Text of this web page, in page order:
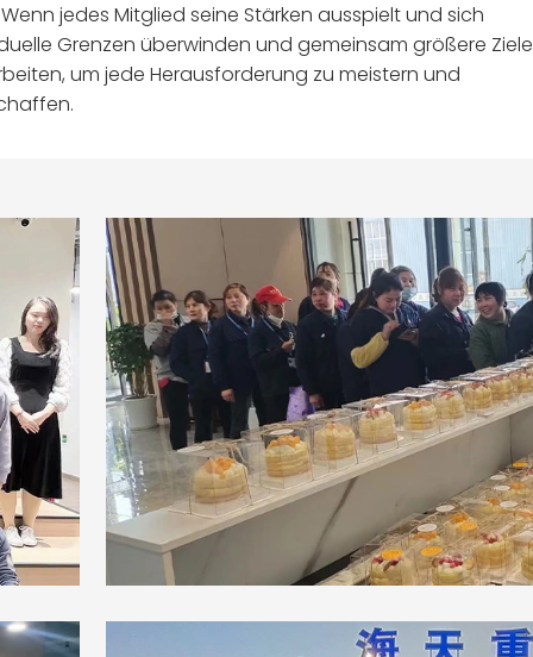
jedes Mitglied seine Stärken ausspielt und sich
Grenzen überwinden und gemeinsam größere Ziele
um jede Herausforderung zu meistern und